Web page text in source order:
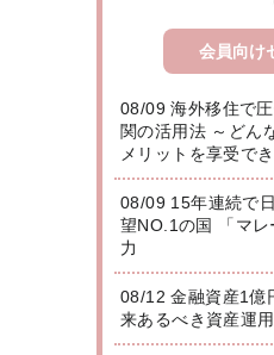
会員向け
08/09 海外移住で
関の活用法 ～どん
メリットを享受で
08/09 15年連続で
望NO.1の国 「マ
力
08/12 金融資産1億
来あるべき資産運用